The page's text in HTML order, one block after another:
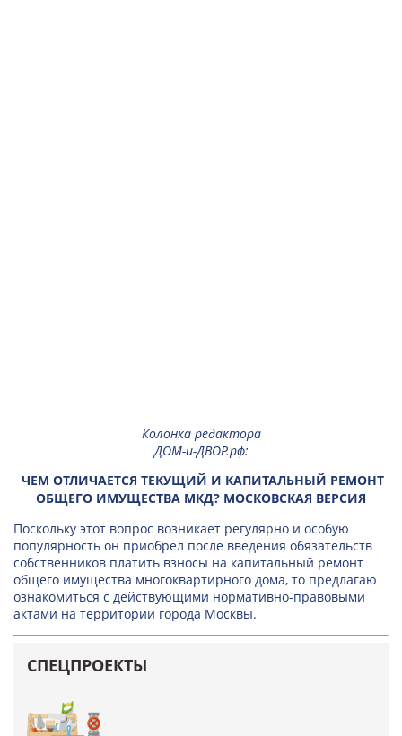
Колонка редактора
ДОМ-и-ДВОР.рф:
ЧЕМ ОТЛИЧАЕТСЯ ТЕКУЩИЙ И КАПИТАЛЬНЫЙ РЕМОНТ
ОБЩЕГО ИМУЩЕСТВА МКД? МОСКОВСКАЯ ВЕРСИЯ
Поскольку этот вопрос возникает регулярно и особую
популярность он приобрел после введения обязательств
собственников платить взносы на капитальный ремонт
общего имущества многоквартирного дома, то предлагаю
ознакомиться с действующими нормативно-правовыми
актами на территории города Москвы.
СПЕЦПРОЕКТЫ